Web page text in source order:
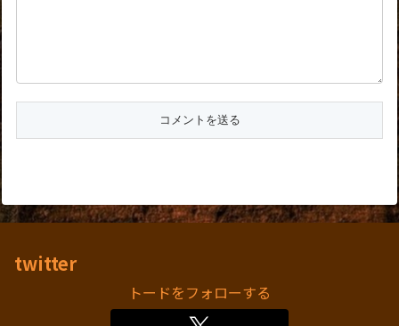
twitter
トードをフォローする